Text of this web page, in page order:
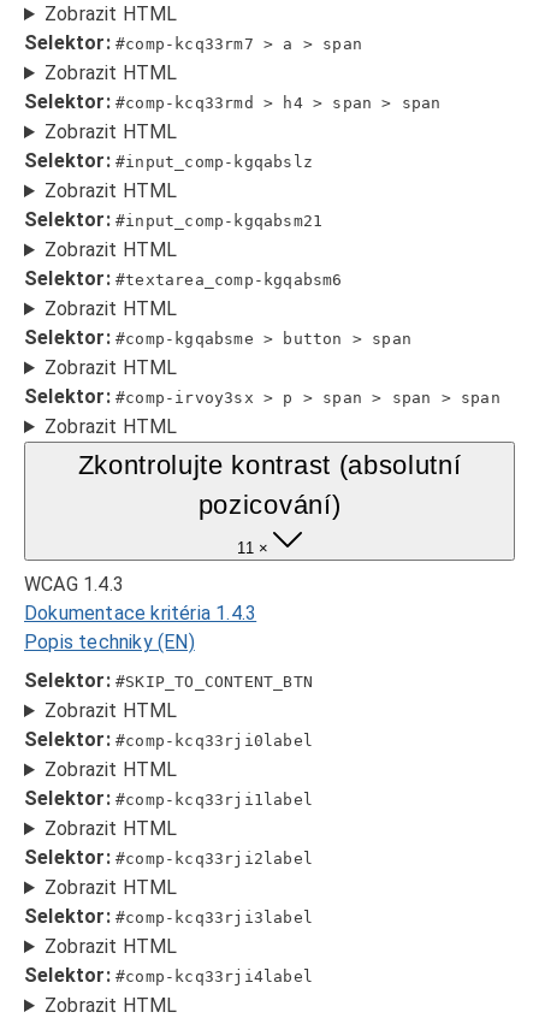
Zobrazit HTML
Selektor: #comp-kcq33rm7 > a > span
Zobrazit HTML
Selektor: #comp-kcq33rmd > h4 > span > span
Zobrazit HTML
Selektor: #input_comp-kgqabslz
Zobrazit HTML
Selektor: #input_comp-kgqabsm21
Zobrazit HTML
Selektor: #textarea_comp-kgqabsm6
Zobrazit HTML
Selektor: #comp-kgqabsme > button > span
Zobrazit HTML
Selektor: #comp-irvoy3sx > p > span > span > span
Zobrazit HTML
Zkontrolujte kontrast (absolutní
pozicování)
11 ×
WCAG 1.4.3
Dokumentace kritéria 1.4.3
Popis techniky (EN)
Selektor: #SKIP_TO_CONTENT_BTN
Zobrazit HTML
Selektor: #comp-kcq33rji0label
Zobrazit HTML
Selektor: #comp-kcq33rji1label
Zobrazit HTML
Selektor: #comp-kcq33rji2label
Zobrazit HTML
Selektor: #comp-kcq33rji3label
Zobrazit HTML
Selektor: #comp-kcq33rji4label
Zobrazit HTML